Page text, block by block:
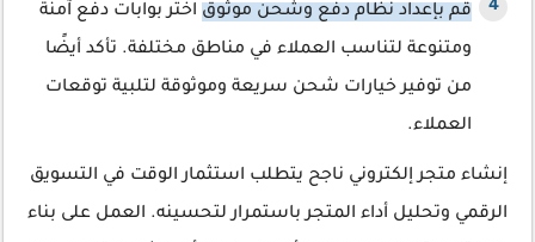
قم بإعداد نظام دفع وشحن موثوق اختر بوابات دفع آمنة
ومتنوعة لتناسب العملاء في مناطق مختلفة. تأكد أيضًا
من توفير خيارات شحن سريعة وموثوقة لتلبية توقعات
العملاء.
إنشاء متجر إلكتروني ناجح يتطلب استثمار الوقت في التسويق
الرقمي وتحليل أداء المتجر باستمرار لتحسينه. العمل على بناء